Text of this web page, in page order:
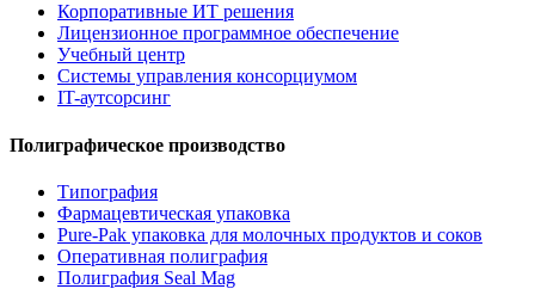
Корпоративные ИТ решения
Лицензионное программное обеспечение
Учебный центр
Системы управления консорциумом
IT-аутсорсинг
Полиграфическое производство
Типография
Фармацевтическая упаковка
Pure-Pak упаковка для молочных продуктов и соков
Оперативная полиграфия
Полиграфия Seal Mag